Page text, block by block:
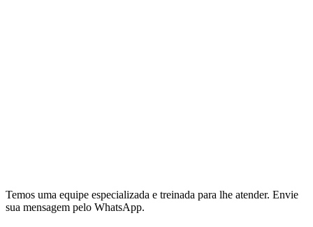
Temos uma equipe especializada e treinada para lhe atender. Envie
sua mensagem pelo WhatsApp.